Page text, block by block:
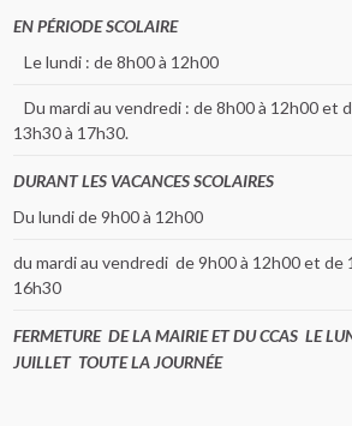
EN PÉRIODE SCOLAIRE
Le lundi : de 8h00 à 12h00
Du mardi au vendredi : de 8h00 à 12h00 et
13h30 à 17h30.
DURANT LES VACANCES SCOLAIRES
Du lundi de 9h00 à 12h00
du mardi au vendredi de 9h00 à 12h00 et de
16h30
FERMETURE DE LA MAIRIE ET DU CCAS LE
JUILLET TOUTE LA JOURNÉE